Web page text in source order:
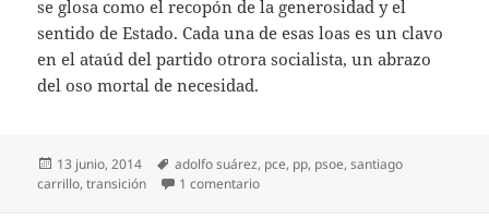
se glosa como el recopón de la generosidad y el
sentido de Estado. Cada una de esas loas es un clavo
en el ataúd del partido otrora socialista, un abrazo
del oso mortal de necesidad.
Publicado
el
13 junio, 2014 Etiquetas
adolfo suárez, pce, pp, psoe,santiago
carrillo,transición 1 comentarioen Por lo menos, disimulen